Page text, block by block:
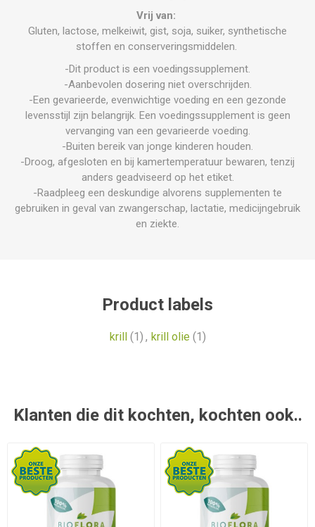
Vrij van:
Gluten, lactose, melkeiwit, gist, soja, suiker, synthetische
stoffen en conserveringsmiddelen.
-Dit product is een voedingssupplement.
-Aanbevolen dosering niet overschrijden.
-Een gevarieerde, evenwichtige voeding en een gezonde
levensstijl zijn belangrijk. Een voedingssupplement is geen
vervanging van een gevarieerde voeding.
-Buiten bereik van jonge kinderen houden.
-Droog, afgesloten en bij kamertemperatuur bewaren, tenzij
anders geadviseerd op het etiket.
-Raadpleeg een deskundige alvorens supplementen te
gebruiken in geval van zwangerschap, lactatie, medicijngebruik
en ziekte.
Product labels
krill (1) , krill olie (1)
Klanten die dit kochten, kochten ook..